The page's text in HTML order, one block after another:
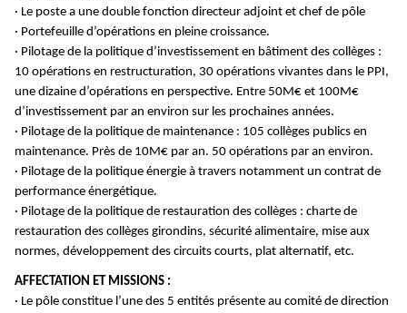
· Le poste a une double fonction directeur adjoint et chef de pôle
· Portefeuille d’opérations en pleine croissance.
· Pilotage de la politique d’investissement en bâtiment des collèges :
10 opérations en restructuration, 30 opérations vivantes dans le PPI,
une dizaine d’opérations en perspective. Entre 50M€ et 100M€
d’investissement par an environ sur les prochaines années.
· Pilotage de la politique de maintenance : 105 collèges publics en
maintenance. Près de 10M€ par an. 50 opérations par an environ.
· Pilotage de la politique énergie à travers notamment un contrat de
performance énergétique.
· Pilotage de la politique de restauration des collèges : charte de
restauration des collèges girondins, sécurité alimentaire, mise aux
normes, développement des circuits courts, plat alternatif, etc.
AFFECTATION ET MISSIONS :
· Le pôle constitue l’une des 5 entités présente au comité de direction